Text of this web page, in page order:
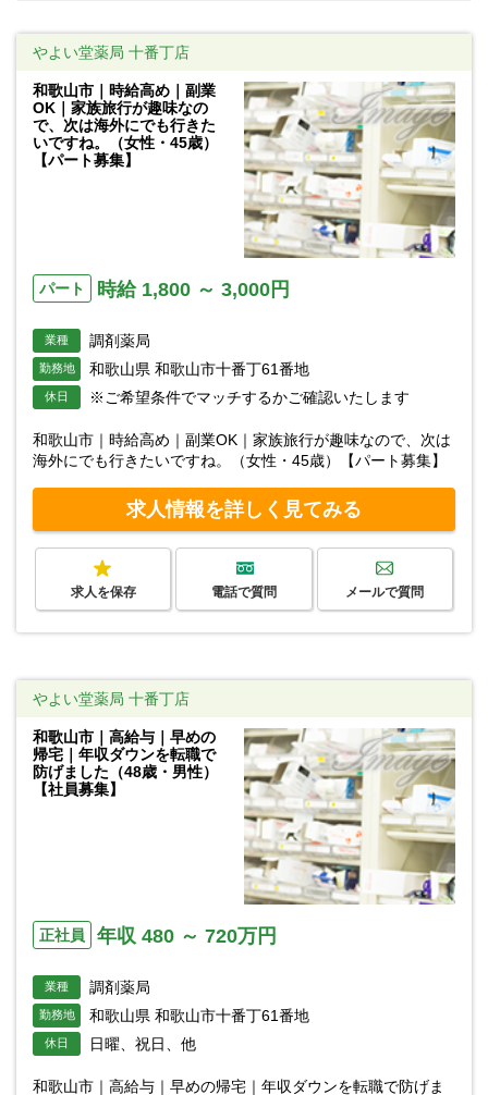
やよい堂薬局 十番丁店
和歌山市｜時給高め｜副業
OK｜家族旅行が趣味なの
で、次は海外にでも行きた
いですね。（女性・45歳）
【パート募集】
パート 時給 1,800 ～ 3,000円
業種 調剤薬局
勤務地 和歌山県 和歌山市十番丁61番地
休日 ※ご希望条件でマッチするかご確認いたします
和歌山市｜時給高め｜副業OK｜家族旅行が趣味なので、次は
海外にでも行きたいですね。（女性・45歳）【パート募集】
求人情報を詳しく見てみる
求人を保存 電話で質問 メールで質問
やよい堂薬局 十番丁店
和歌山市｜高給与｜早めの
帰宅｜年収ダウンを転職で
防げました（48歳・男性）
【社員募集】
正社員 年収 480 ～ 720万円
業種 調剤薬局
勤務地 和歌山県 和歌山市十番丁61番地
休日 日曜、祝日、他
和歌山市｜高給与｜早めの帰宅｜年収ダウンを転職で防げま